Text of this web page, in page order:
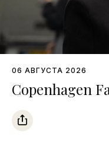
06 АВГУСТА 2026
Copenhagen